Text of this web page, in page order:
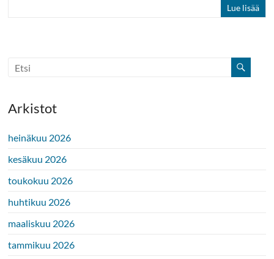
Lue lisää
Arkistot
heinäkuu 2026
kesäkuu 2026
toukokuu 2026
huhtikuu 2026
maaliskuu 2026
tammikuu 2026